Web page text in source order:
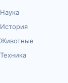
Наука
История
Животные
Техника